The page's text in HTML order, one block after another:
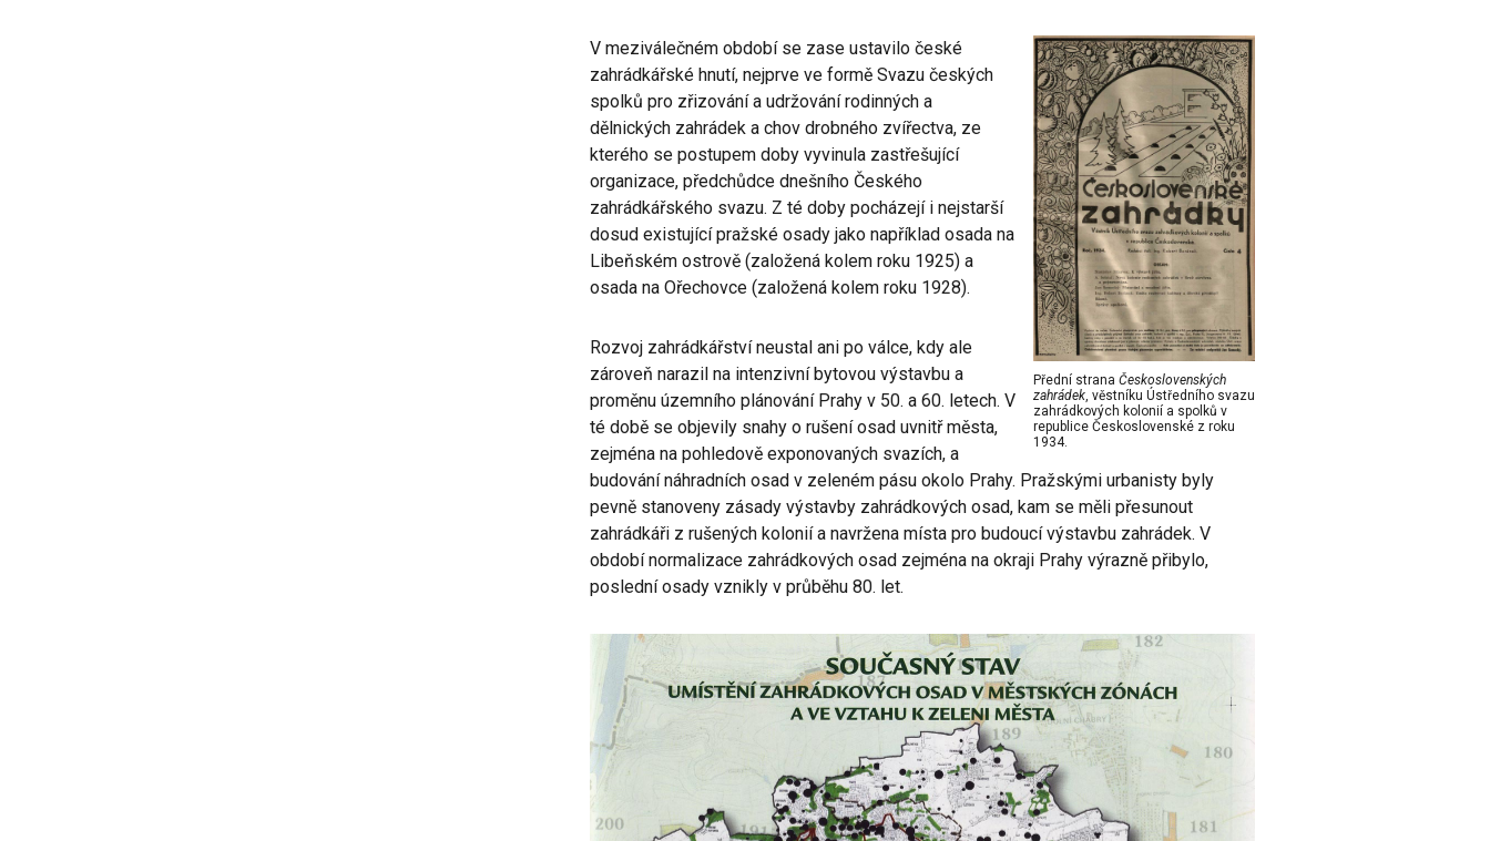
Přední strana Československých
zahrádek, věstníku Ústředního svazu
zahrádkových kolonií a spolků v
republice Československé z roku
1934.
V meziválečném období se zase ustavilo české
zahrádkářské hnutí, nejprve ve formě Svazu českých
spolků pro zřizování a udržování rodinných a
dělnických zahrádek a chov drobného zvířectva, ze
kterého se postupem doby vyvinula zastřešující
organizace, předchůdce dnešního Českého
zahrádkářského svazu. Z té doby pocházejí i nejstarší
dosud existující pražské osady jako například osada na
Libeňském ostrově (založená kolem roku 1925) a
osada na Ořechovce (založená kolem roku 1928).
Rozvoj zahrádkářství neustal ani po válce, kdy ale
zároveň narazil na intenzivní bytovou výstavbu a
proměnu územního plánování Prahy v 50. a 60. letech. V
té době se objevily snahy o rušení osad uvnitř města,
zejména na pohledově exponovaných svazích, a
budování náhradních osad v zeleném pásu okolo Prahy. Pražskými urbanisty byly
pevně stanoveny zásady výstavby zahrádkových osad, kam se měli přesunout
zahrádkáři z rušených kolonií a navržena místa pro budoucí výstavbu zahrádek. V
období normalizace zahrádkových osad zejména na okraji Prahy výrazně přibylo,
poslední osady vznikly v průběhu 80. let.